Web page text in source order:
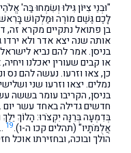
"וּבְנֵי צִיּוֹן גִּילוּ וְשִׂמְחוּ בַּה'
לָכֶם גֶּשֶׁם מוֹרֶה וּמַלְקוֹשׁ
בן פתואל נתקיים מקרא זה,
אותה שנה יצא אדר ולא
בניסן. אמר להם נביא
או קבים שעורין יאכלנו
כן, צאו וזרעו. נעשה להם
נמלים. יצאו וזרעו שני
בניסן, הקריבו עומר בששה
חדשים גדילה באחד עשר יום
בְּדִמְעָה בְּרִנָּה יִקְצֹרוּ: הָלוֹךְ
אֲלֻמֹּתָיו" (תהלים קכו ה-ו).19
הולך ובוכה, ובחזירתו אוכל